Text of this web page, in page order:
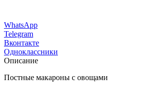
WhatsApp
Telegram
Вконтакте
Одноклассники
Описание
Постные макароны с овощами